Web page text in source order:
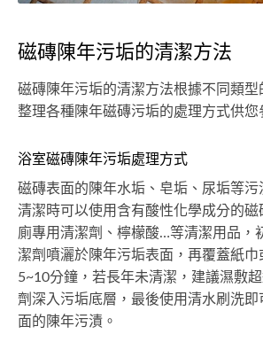
磁磚陳年污垢的清潔方法
磁磚陳年污垢的清潔方法根據不同類型
整理各種陳年磁磚污垢的處理方式供您
浴室磁磚陳年污垢處理方式
磁磚表面的陳年水垢、皂垢、尿垢等污
清潔時可以使用含有酸性化學成分的
廁專用清潔劑、檸檬酸…等清潔用品，
潔劑噴灑於陳年污垢表面，再覆蓋紙巾
5~10分鐘，若長年未清潔，建議濕敷
劑深入污垢底層，最後使用清水刷洗即
面的陳年污漬。